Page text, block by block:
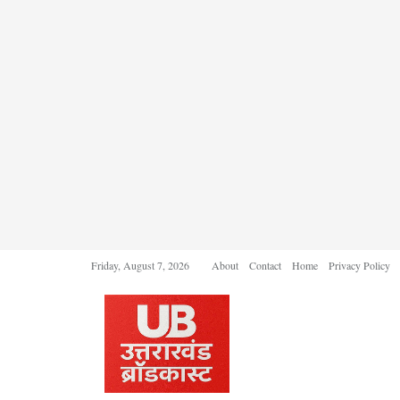
Friday, August 7, 2026 About Contact Home Privacy Policy